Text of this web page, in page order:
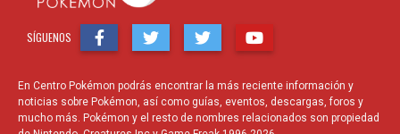
SÍGUENOS
En Centro Pokémon podrás encontrar la más reciente información y
noticias sobre Pokémon, así como guías, eventos, descargas, foros y
mucho más. Pokémon y el resto de nombres relacionados son propiedad